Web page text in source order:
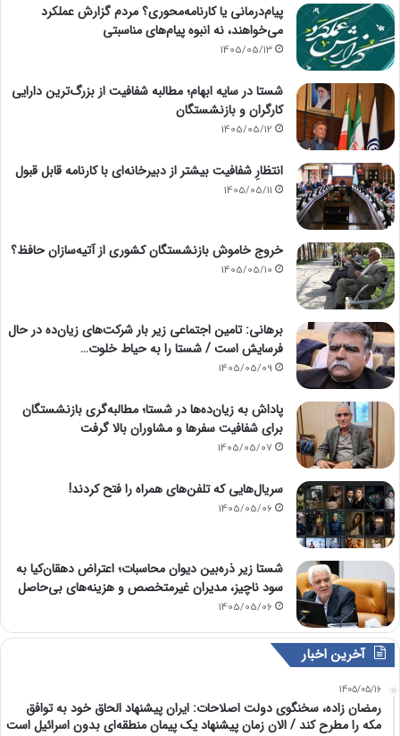
پیام‌درمانی یا کارنامه‌محوری؟ مردم گزارش عملکرد
می‌خواهند، نه انبوه پیام‌های مناسبتی
1405/05/13
شستا در سایه ابهام؛ مطالبه شفافیت از بزرگ‌ترین دارایی
کارگران و بازنشستگان
1405/05/12
انتظارِ شفافیت بیشتر از دبیرخانه‌ای با کارنامه قابل قبول
1405/05/11
خروج خاموش بازنشستگان کشوری از آتیه‌سازان حافظ؟
1405/05/10
برهانی: تامین اجتماعی زیر بار شرکت‌های زیان‌ده در حال
فرسایش است / شستا را به حیاط خلوت…
1405/05/09
پاداش به زیان‌ده‌ها در شستا؛ مطالبه‌گری بازنشستگان
برای شفافیت سفرها و مشاوران بالا گرفت
1405/05/07
سریال‌هایی که تلفن‌های همراه را فتح کردند!
1405/05/06
شستا زیر ذره‌بین دیوان محاسبات؛ اعتراض دهقان‌کیا به
سود ناچیز، مدیران غیرمتخصص و هزینه‌های بی‌حاصل
1405/05/06
آخرین اخبار
1405/05/16
رمضان زاده، سخنگوی دولت اصلاحات: ایران پیشنهاد الحاق خود به توافق
مکه را مطرح کند / الان زمان پیشنهاد یک پیمان منطقه‌ای بدون اسرائیل است